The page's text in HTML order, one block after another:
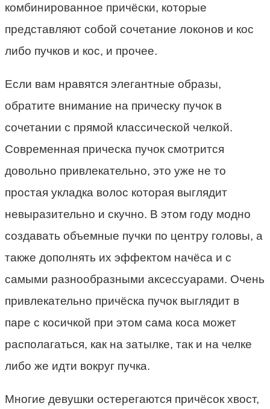
комбинированное причёски, которые
представляют собой сочетание локонов и кос
либо пучков и кос, и прочее.
Если вам нравятся элегантные образы,
обратите внимание на прическу пучок в
сочетании с прямой классической челкой.
Современная прическа пучок смотрится
довольно привлекательно, это уже не то
простая укладка волос которая выглядит
невыразительно и скучно. В этом году модно
создавать объемные пучки по центру головы, а
также дополнять их эффектом начёса и с
самыми разнообразными аксессуарами. Очень
привлекательно причёска пучок выглядит в
паре с косичкой при этом сама коса может
располагаться, как на затылке, так и на челке
либо же идти вокруг пучка.
Многие девушки остерегаются причёсок хвост,